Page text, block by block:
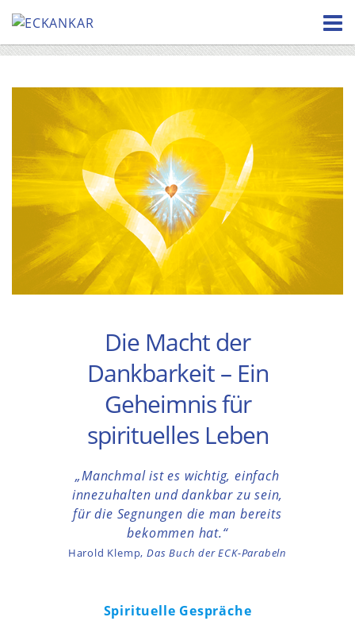
to
content
Die Macht der
Dankbarkeit – Ein
Geheimnis für
spirituelles Leben
„Manchmal ist es wichtig, einfach
innezuhalten und dankbar zu sein,
für die Segnungen die man bereits
bekommen hat.“
Harold Klemp,Das Buch der ECK-Parabeln
Spirituelle Gespräche